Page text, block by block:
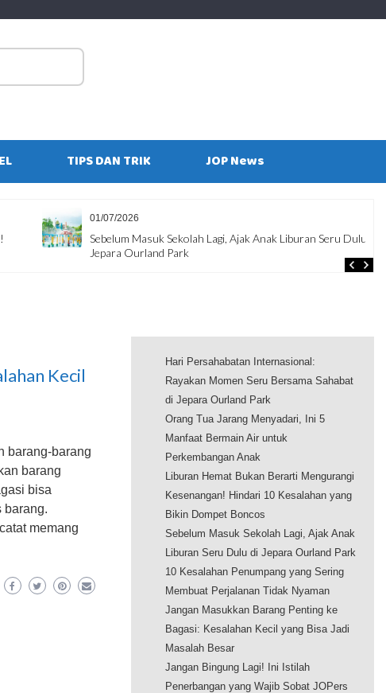
TIPS DAN TRIK JOP News
Lagi, Ajak Anak Liburan Seru Dulu di
10 Kesalahan Penumpang
Kecil
barang-barang
barang
bisa
barang.
memang
Hari Persahabatan Internasional:
Rayakan Momen Seru Bersama Sahabat
di Jepara Ourland Park
Orang Tua Jarang Menyadari, Ini 5
Manfaat Bermain Air untuk
Perkembangan Anak
Liburan Hemat Bukan Berarti Mengurangi
Kesenangan! Hindari 10 Kesalahan yang
Bikin Dompet Boncos
Sebelum Masuk Sekolah Lagi, Ajak Anak
Liburan Seru Dulu di Jepara Ourland Park
10 Kesalahan Penumpang yang Sering
Membuat Perjalanan Tidak Nyaman
Jangan Masukkan Barang Penting ke
Bagasi: Kesalahan Kecil yang Bisa Jadi
Masalah Besar
Jangan Bingung Lagi! Ini Istilah
Penerbangan yang Wajib Sobat JOPers